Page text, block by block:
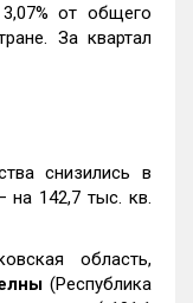
от общего
За квартал
снизились в
на 142,7 тыс. кв.
область,
(Республика